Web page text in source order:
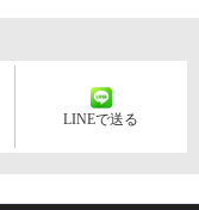
LINEで送る